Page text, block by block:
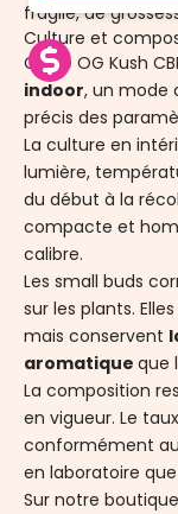
fragile, de
Culture et
Cette OG Kush
indoor, un mode
précis des
La culture en
lumière,
du début à la
compacte et
calibre.
Les small buds
sur les plants.
mais conservent
aromatique que
La composition
en vigueur. Le
conformément
en laboratoire
Sur notre